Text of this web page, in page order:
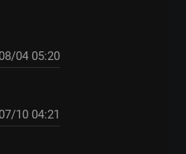
04 05:20
10 04:21